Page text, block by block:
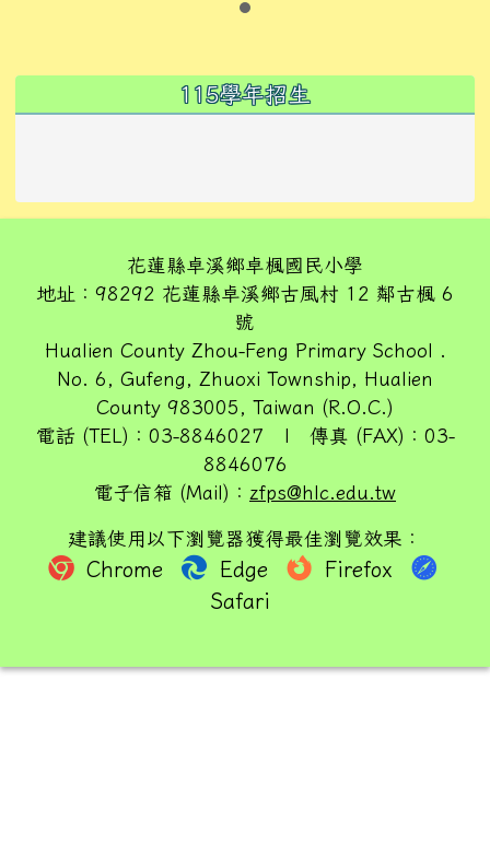
115學年招生
花蓮縣卓溪鄉卓楓國民小學
地址：98292 花蓮縣卓溪鄉古風村 12 鄰古楓 6
號
Hualien County Zhou-Feng Primary School .
No. 6, Gufeng, Zhuoxi Township, Hualien
County 983005, Taiwan (R.O.C.)
電話 (TEL)：03-8846027 | 傳真 (FAX)：03-
8846076
電子信箱 (Mail)： zfps@hlc.edu.tw
建議使用以下瀏覽器獲得最佳瀏覽效果：
Chrome Edge
Firefox
Safari